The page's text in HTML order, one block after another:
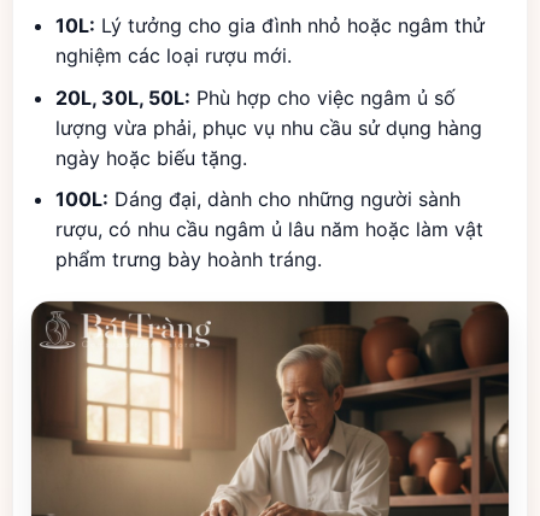
10L: Lý tưởng cho gia đình nhỏ hoặc ngâm thử
nghiệm các loại rượu mới.
20L, 30L, 50L: Phù hợp cho việc ngâm ủ số
lượng vừa phải, phục vụ nhu cầu sử dụng hàng
ngày hoặc biếu tặng.
100L: Dáng đại, dành cho những người sành
rượu, có nhu cầu ngâm ủ lâu năm hoặc làm vật
phẩm trưng bày hoành tráng.